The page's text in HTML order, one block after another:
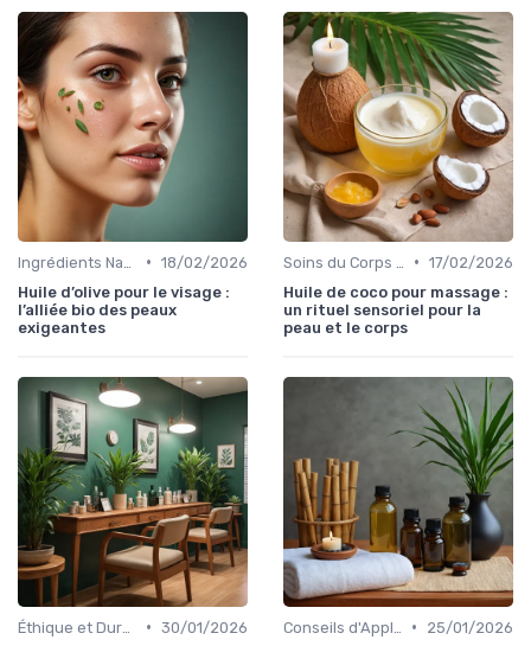
• 18/02/2026
Huile d’olive pour le visage :
l’alliée bio des peaux
exigeantes
• 17/02/2026
Huile de coco pour massage :
un rituel sensoriel pour la
peau et le corps
• 30/01/2026
•
25/01/2026